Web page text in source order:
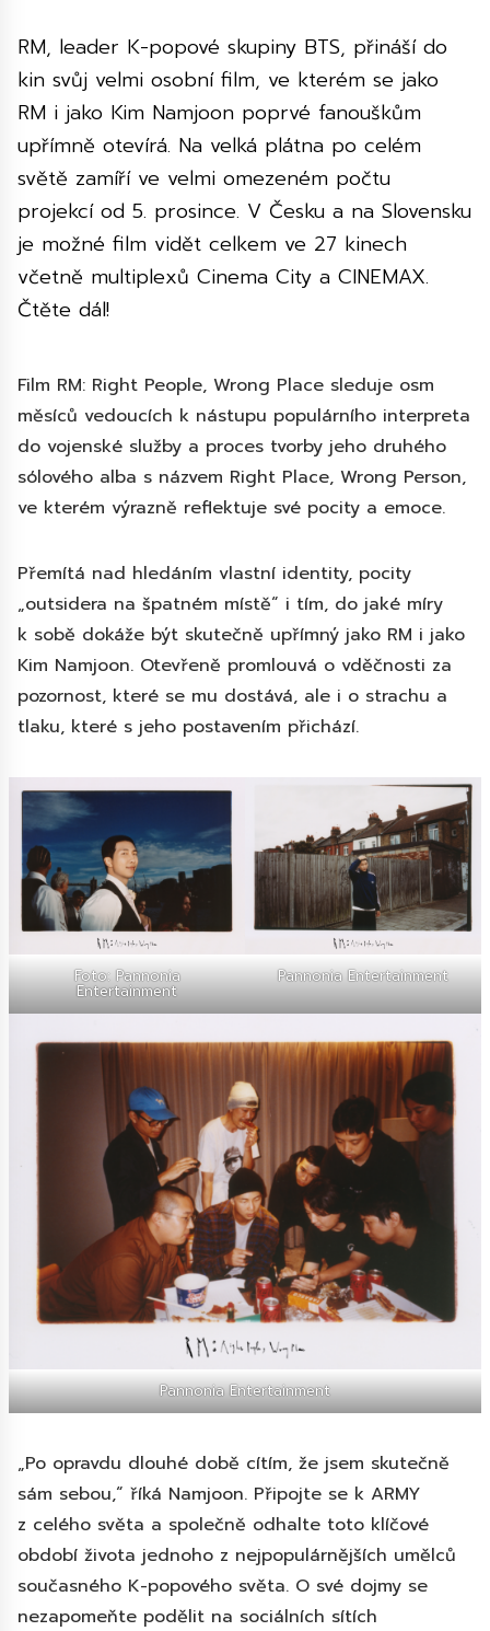
RM, leader K-popové skupiny BTS, přináší do
kin svůj velmi osobní film, ve kterém se jako
RM i jako Kim Namjoon poprvé fanouškům
upřímně otevírá. Na velká plátna po celém
světě zamíří ve velmi omezeném počtu
projekcí od 5. prosince. V Česku a na Slovensku
je možné film vidět celkem ve 27 kinech
včetně multiplexů Cinema City a CINEMAX.
Čtěte dál!
Film RM: Right People, Wrong Place sleduje osm
měsíců vedoucích k nástupu populárního interpreta
do vojenské služby a proces tvorby jeho druhého
sólového alba s názvem Right Place, Wrong Person,
ve kterém výrazně reflektuje své pocity a emoce.
Přemítá nad hledáním vlastní identity, pocity
„outsidera na špatném místě“ i tím, do jaké míry
k sobě dokáže být skutečně upřímný jako RM i jako
Kim Namjoon. Otevřeně promlouvá o vděčnosti za
pozornost, které se mu dostává, ale i o strachu a
tlaku, které s jeho postavením přichází.
Foto: Pannonia
Entertainment
Pannonia Entertainment
Pannonia Entertainment
„Po opravdu dlouhé době cítím, že jsem skutečně
sám sebou,“ říká Namjoon. Připojte se k ARMY
z celého světa a společně odhalte toto klíčové
období života jednoho z nejpopulárnějších umělců
současného K-popového světa. O své dojmy se
nezapomeňte podělit na sociálních sítích